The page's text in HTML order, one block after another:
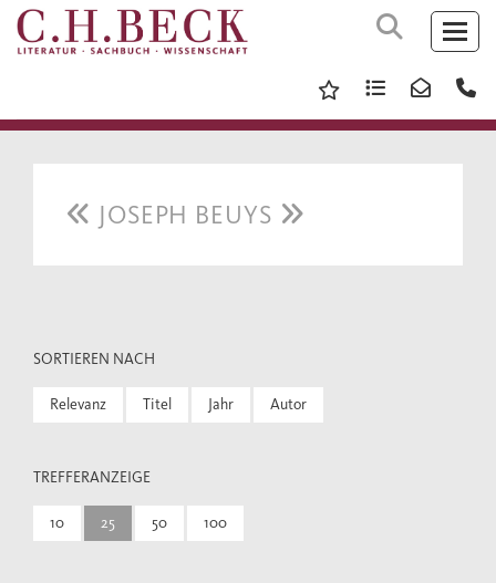
JOSEPH BEUYS
SORTIEREN NACH
Relevanz Titel Jahr Autor
TREFFERANZEIGE
10 25 50 100